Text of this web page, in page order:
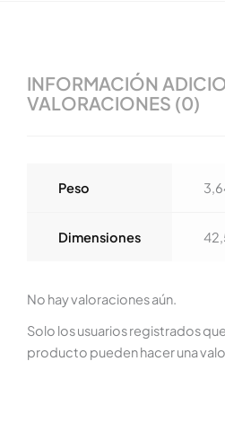
INFORMACIÓN
VALORACIONES (0)
Peso
Dimensiones
No hay valoraciones aún.
Solo los usuarios registrados
producto pueden hacer una